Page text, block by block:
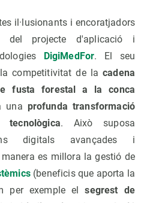
il·lusionants i encoratjadors
projecte d'aplicació i
DigiMedFor. El seu
competitivitat de lacadena
fusta forestal a la conca
una profunda transformació
. Això suposa
digitals avançades i
es millora la gestió de
(beneficis que aporta la
per exemple elsegrest de